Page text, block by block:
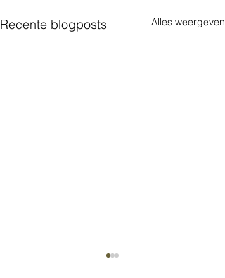
Recente blogposts Alles weergeven